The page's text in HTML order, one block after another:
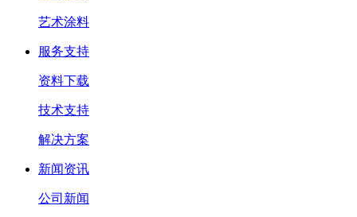
艺术涂料
服务支持
资料下载
技术支持
解决方案
新闻资讯
公司新闻